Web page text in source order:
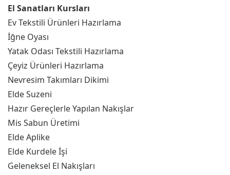
El Sanatları Kursları
Ev Tekstili Ürünleri Hazırlama
İğne Oyası
Yatak Odası Tekstili Hazırlama
Çeyiz Ürünleri Hazırlama
Nevresim Takımları Dikimi
Elde Suzeni
Hazır Gereçlerle Yapılan Nakışlar
Mis Sabun Üretimi
Elde Aplike
Elde Kurdele İşi
Geleneksel El Nakışları